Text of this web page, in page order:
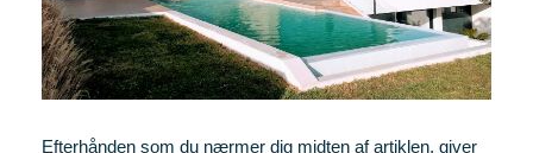
Efterhånden som du nærmer dig midten af artiklen, giver